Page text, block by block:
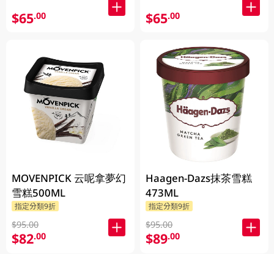
$65.00
MOVENPICK 云呢拿夢幻
雪糕500ML
指定分類9折
$95.00
$82.00
$65.00
Haagen-Dazs抹茶雪糕
473ML
指定分類9折
$95.00
$89.00